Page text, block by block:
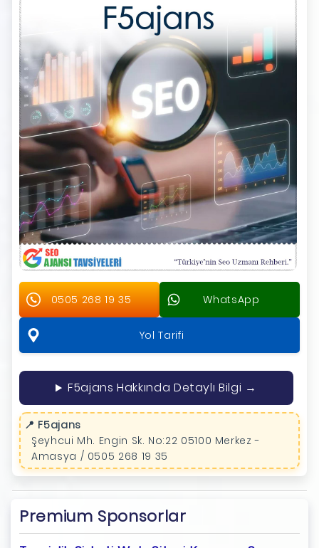
0505 268 19 35 WhatsApp
Yol Tarifi
F5ajans Hakkında Detaylı Bilgi →
📍 F5ajans
Şeyhcui Mh. Engin Sk. No:22 05100 Merkez -
Amasya / 0505 268 19 35
Premium Sponsorlar